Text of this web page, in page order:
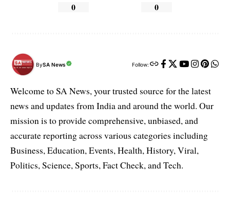
0 0
BySA News Follow:
Welcome to SA News, your trusted source for the latest
news and updates from India and around the world. Our
mission is to provide comprehensive, unbiased, and
accurate reporting across various categories including
Business, Education, Events, Health, History, Viral,
Politics, Science, Sports, Fact Check, and Tech.